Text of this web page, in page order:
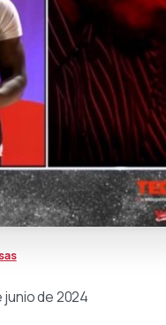
junio de 2024